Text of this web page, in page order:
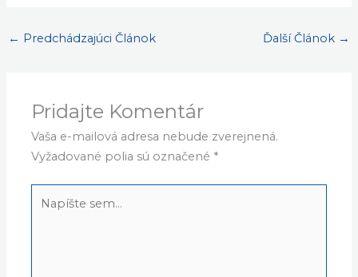
← Predchádzajúci Článok Ďalší Článok →
Pridajte Komentár
Vaša e-mailová adresa nebude zverejnená.
Vyžadované polia sú označené *
sem...